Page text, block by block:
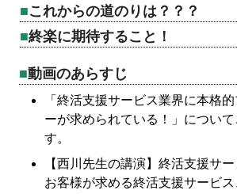
これからの道のりは？？？
終楽に期待すること！
動画のあらすじ
「終活支援サービス業界に本格
ーが求められている！」について
す。
【西川先生の講演】終活支援サ
お客様が求める終活支援サービ